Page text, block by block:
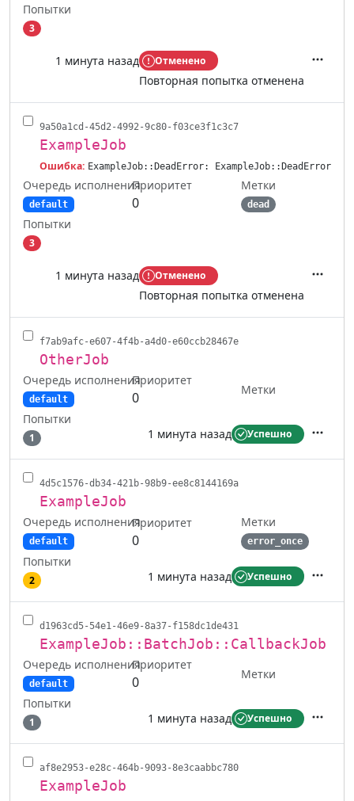
Попытки
3
1 минута назад Отменено
Повторная попытка отменена
9a50a1cd-45d2-4992-9c80-f03ce3f1c3c7
ExampleJob
Ошибка: ExampleJob::DeadError: ExampleJob::DeadError
Очередь исполнения
default
Приоритет
0
Метки
dead
Попытки
3
1 минута назад Отменено
Повторная попытка отменена
f7ab9afc-e607-4f4b-a4d0-e60ccb28467e
OtherJob
Очередь исполнения
default
Приоритет
0
Метки
Попытки
1 1 минута назад Успешно
4d5c1576-db34-421b-98b9-ee8c8144169a
ExampleJob
Очередь исполнения
default
Приоритет
0
Метки
error_once
Попытки
2 1 минута назад Успешно
d1963cd5-54e1-46e9-8a37-f158dc1de431
ExampleJob::BatchJob::CallbackJob
Очередь исполнения
default
Приоритет
0
Метки
Попытки
1 1 минута назад Успешно
af8e2953-e28c-464b-9093-8e3caabbc780
ExampleJob